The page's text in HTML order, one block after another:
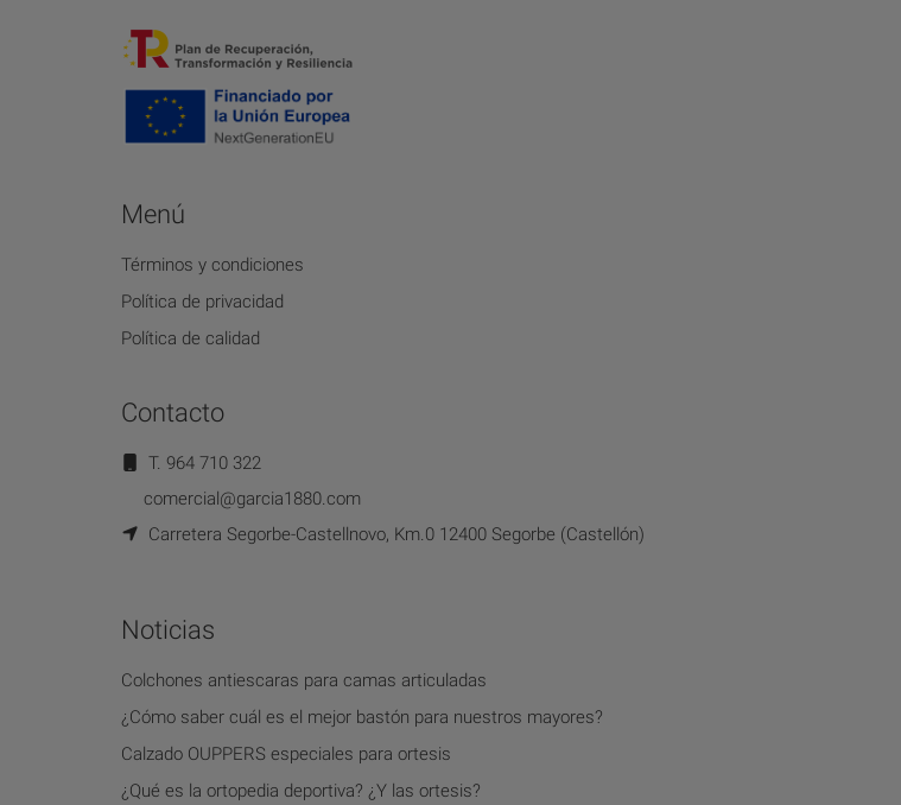
Menú
Términos y condiciones
Política de privacidad
Política de calidad
Contacto
T. 964 710 322
comercial@garcia1880.com
Carretera Segorbe-Castellnovo, Km.0 12400 Segorbe (Castellón)
Noticias
Colchones antiescaras para camas articuladas
¿Cómo saber cuál es el mejor bastón para nuestros mayores?
Calzado OUPPERS especiales para ortesis
¿Qué es la ortopedia deportiva? ¿Y las ortesis?